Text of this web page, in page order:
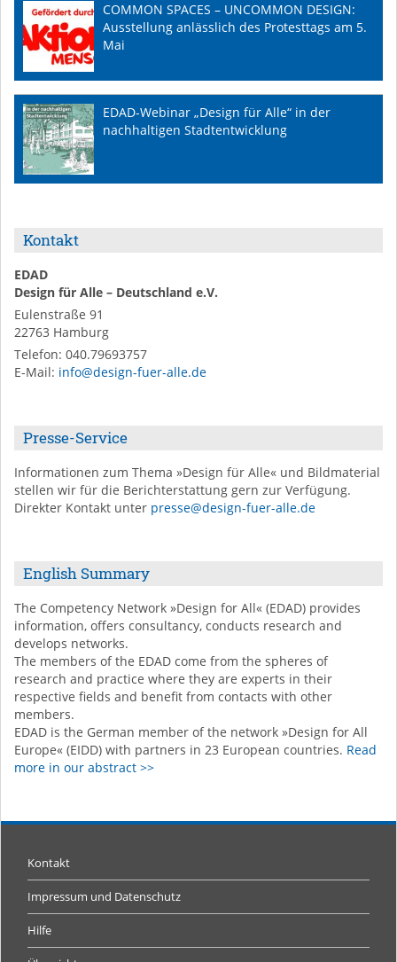
COMMON SPACES – UNCOMMON DESIGN:
Ausstellung anlässlich des Protesttags am 5.
Mai
EDAD-Webinar „Design für Alle“ in der
nachhaltigen Stadtentwicklung
Kontakt
EDAD
Design für Alle – Deutschland e.V.
Eulenstraße 91
22763 Hamburg
Telefon: 040.79693757
E-Mail: info@design-fuer-alle.de
Presse-Service
Informationen zum Thema »Design für Alle« und Bildmaterial
stellen wir für die Berichterstattung gern zur Verfügung.
Direkter Kontakt unter presse@design-fuer-alle.de
English Summary
The Competency Network »Design for All« (EDAD) provides
information, offers consultancy, conducts research and
develops networks.
The members of the EDAD come from the spheres of
research and practice where they are experts in their
respective fields and benefit from contacts with other
members.
EDAD is the German member of the network »Design for All
Europe« (EIDD) with partners in 23 European countries. Read
more in our abstract >>
Kontakt
Impressum und Datenschutz
Hilfe